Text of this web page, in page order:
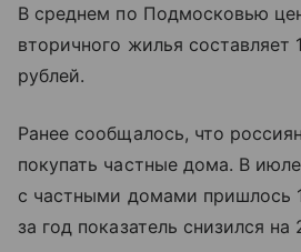
В среднем по Подмосковью
вторичного жилья составляет
рублей.
Ранее сообщалось, что
покупать частные дома. В
с частными домами пришлось
за год показатель снизился на